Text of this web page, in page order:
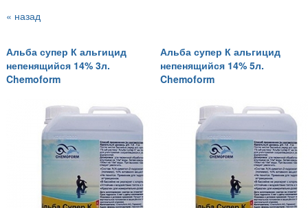
« назад
Альба супер К альгицид
непенящийся 14% 3л.
Chemoform
Альба супер К альгицид
непенящийся 14% 5л.
Chemoform